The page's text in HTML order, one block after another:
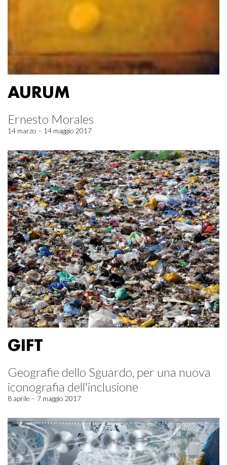
AURUM
Ernesto Morales
14 marzo – 14 maggio 2017
GIFT
Geografie dello Sguardo, per una nuova
iconografia dell'inclusione
8 aprile – 7 maggio 2017